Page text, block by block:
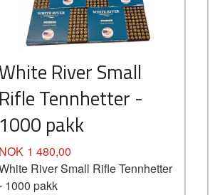
White River Small
Rifle Tennhetter -
1000 pakk
Pris
NOK 1 480,00
River Small Rifle Tennhetter
1000 pakk